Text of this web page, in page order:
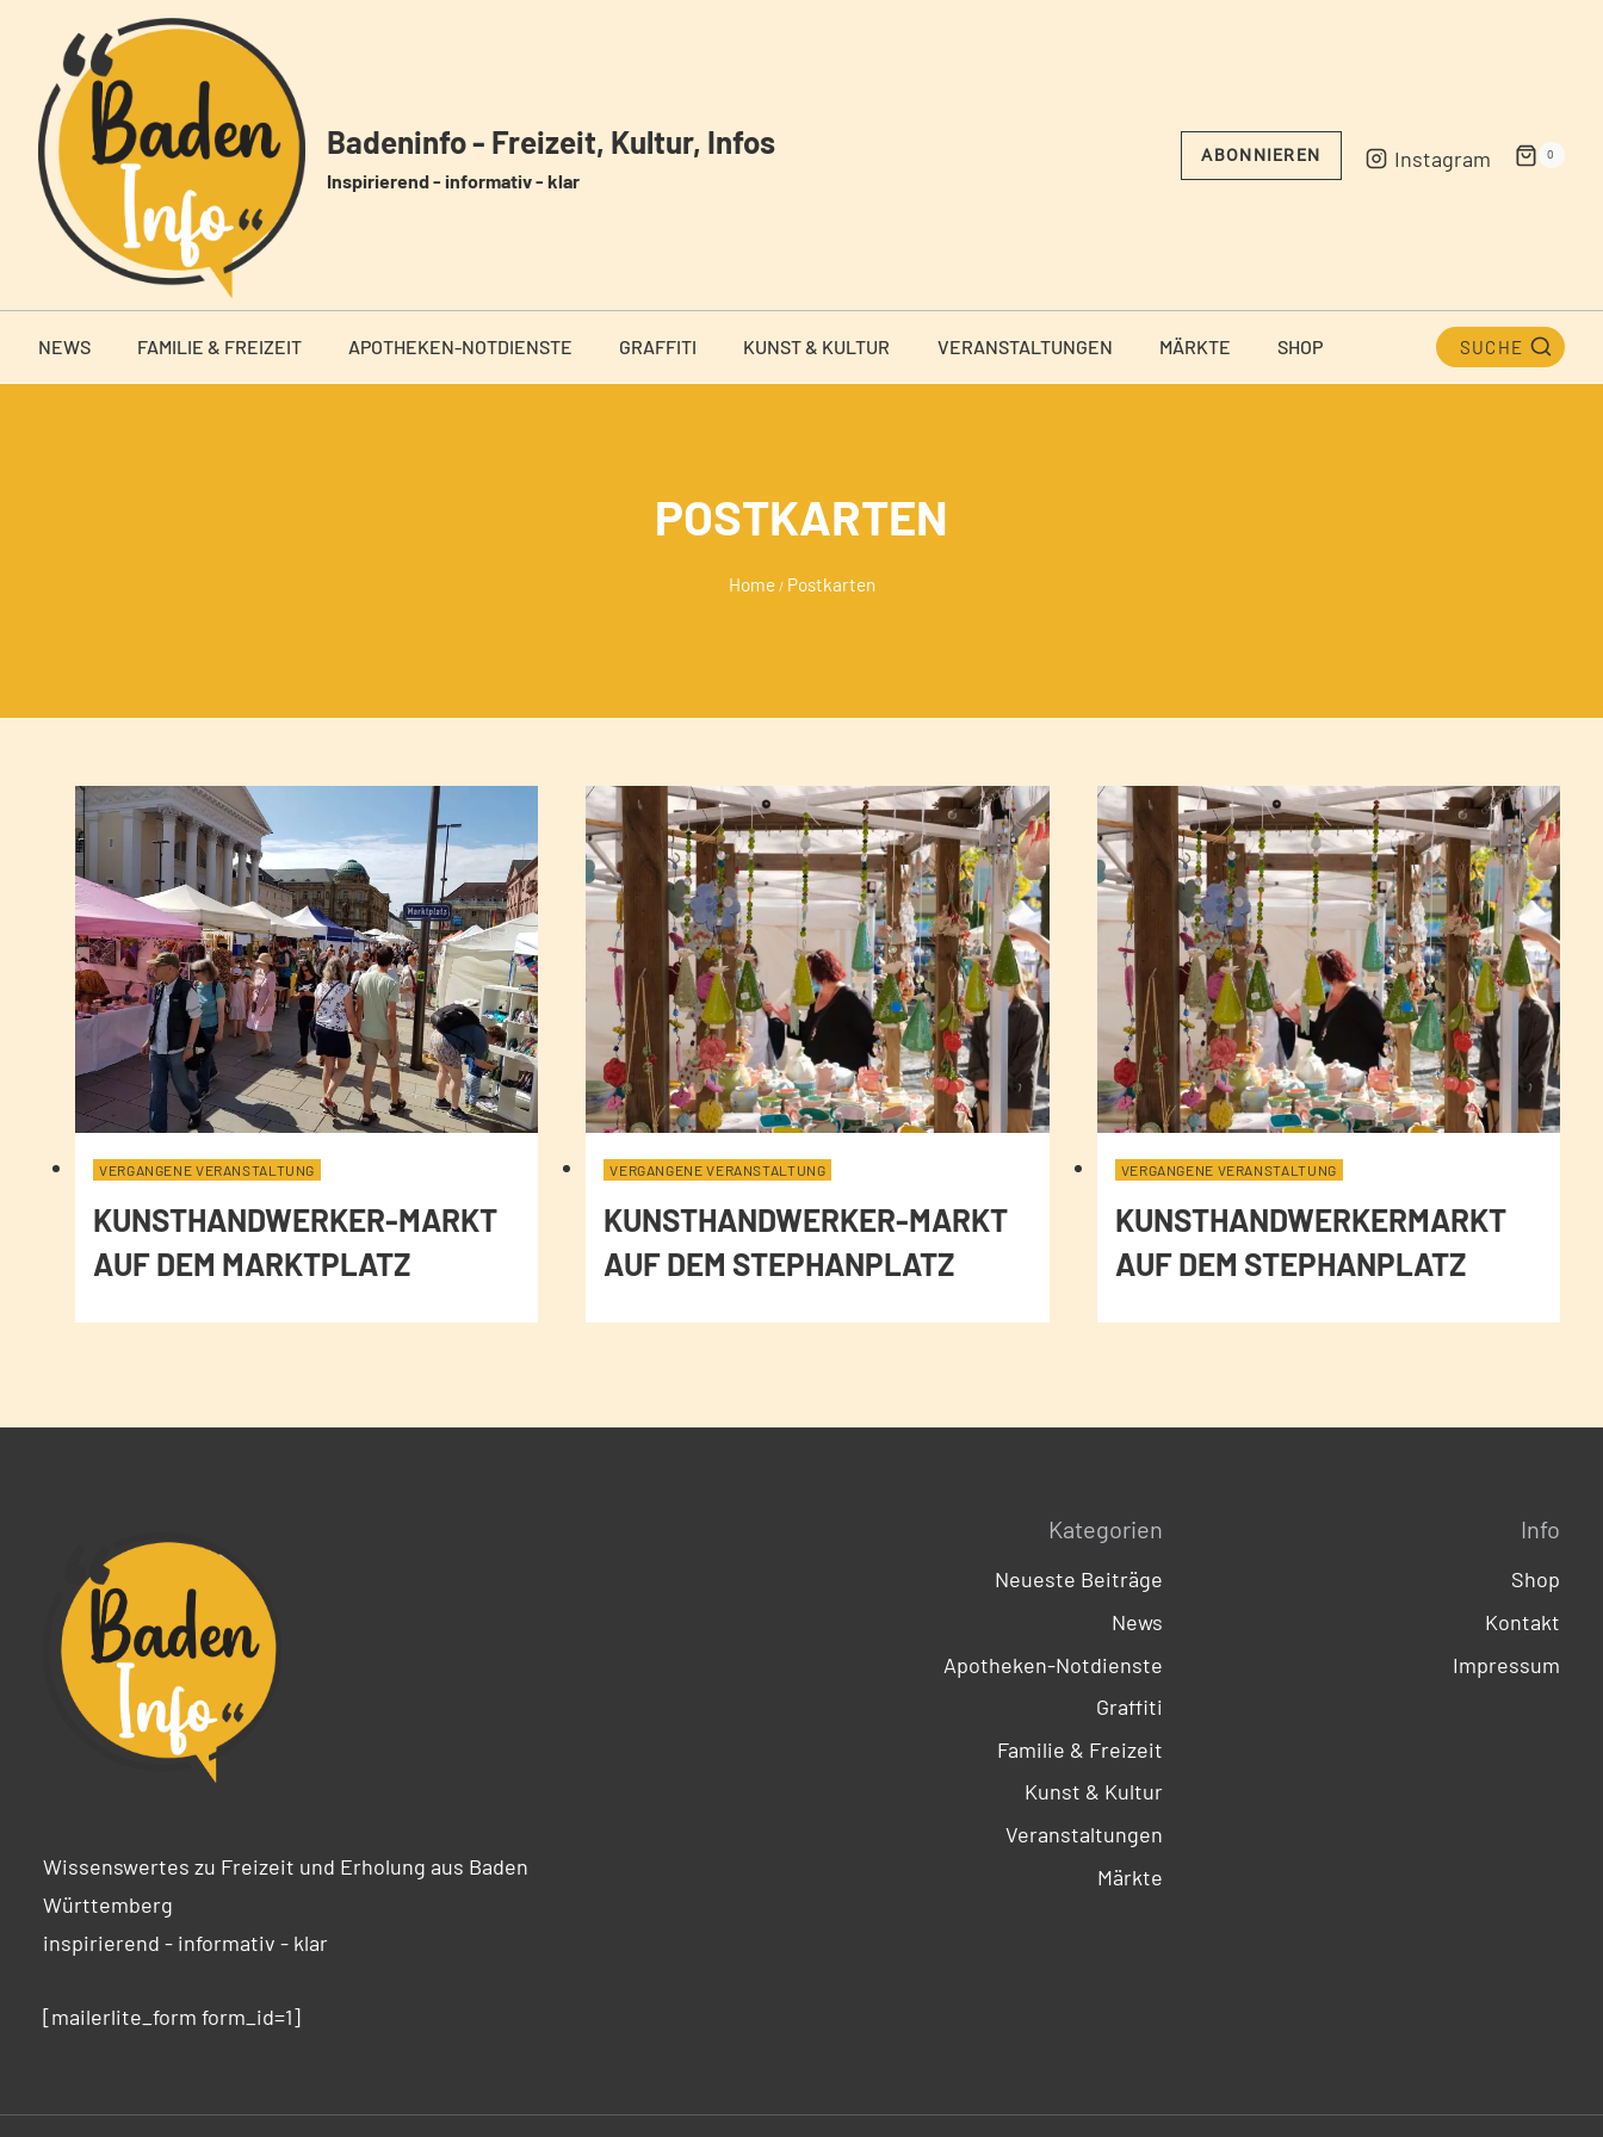
springen
Badeninfo - Freizeit, Kultur, Infos
Inspirierend - informativ - klar
ABONNIEREN Instagram 0
NEWS FAMILIE & FREIZEIT APOTHEKEN-NOTDIENSTE GRAFFITI KUNST & KULTUR VERANSTALTUNGEN MÄRKTE SHOP SUCHE
POSTKARTEN
Home / Postkarten
VERGANGENE VERANSTALTUNG
KUNSTHANDWERKER-MARKT
AUF DEM MARKTPLATZ
VERGANGENE VERANSTALTUNG
KUNSTHANDWERKER-MARKT
AUF DEM STEPHANPLATZ
VERGANGENE VERANSTALTUNG
KUNSTHANDWERKERMARKT
AUF DEM STEPHANPLATZ
Wissenswertes zu Freizeit und Erholung aus Baden
Württemberg
inspirierend - informativ - klar
[mailerlite_form form_id=1]
Kategorien
Neueste Beiträge
News
Apotheken-Notdienste
Graffiti
Familie & Freizeit
Kunst & Kultur
Veranstaltungen
Märkte
Info
Shop
Kontakt
Impressum